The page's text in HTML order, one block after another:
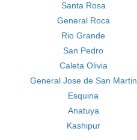
Santa Rosa
General Roca
Rio Grande
San Pedro
Caleta Olivia
General Jose de San Martin
Esquina
Anatuya
Kashipur